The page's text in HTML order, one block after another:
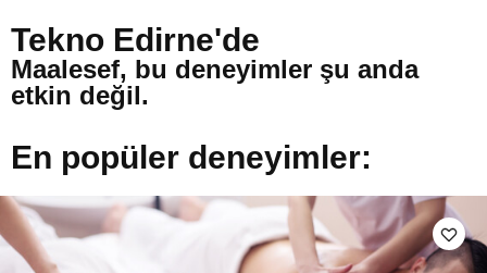
Tekno Edirne'de
Maalesef, bu deneyimler şu anda
etkin değil.
En popüler deneyimler: